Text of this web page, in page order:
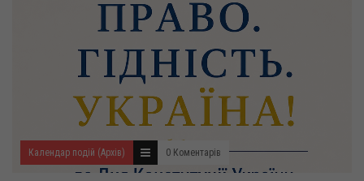
Календар подій (Архів) 0 Коментарів